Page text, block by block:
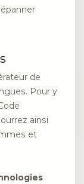
de
Pour y
ainsi
et